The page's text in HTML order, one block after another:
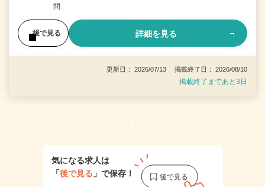
問
後で見る 詳細を見る
更新日： 2026/07/13 掲載終了日： 2026/08/10
掲載終了まであと3日
1
気になる求人は
「後で見る 」で保存！